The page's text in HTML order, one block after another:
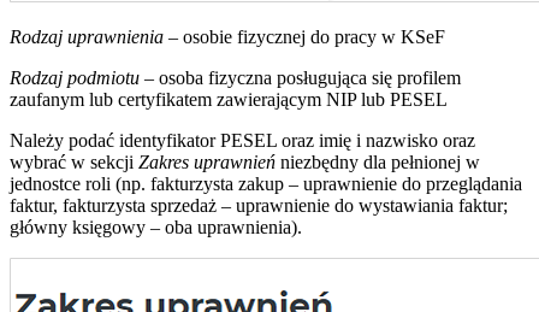
Rodzaj uprawnienia – osobie fizycznej do pracy w KSeF
Rodzaj podmiotu – osoba fizyczna posługująca się profilem
zaufanym lub certyfikatem zawierającym NIP lub PESEL
Należy podać identyfikator PESEL oraz imię i nazwisko oraz
wybrać w sekcji Zakres uprawnień niezbędny dla pełnionej w
jednostce roli (np. fakturzysta zakup – uprawnienie do przeglądania
faktur, fakturzysta sprzedaż – uprawnienie do wystawiania faktur;
główny księgowy – oba uprawnienia).